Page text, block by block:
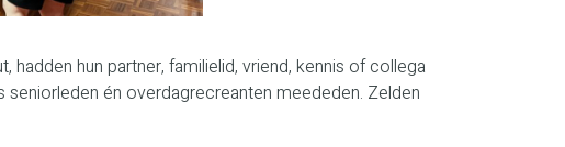
hun partner, familielid, vriend, kennis of collega
én overdagrecreanten meededen. Zelden